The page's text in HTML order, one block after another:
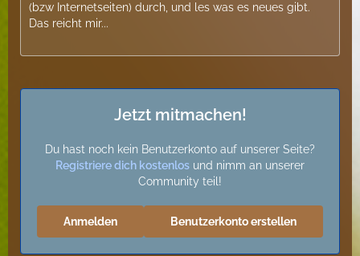
(bzw Internetseiten) durch, und les was es neues gibt.
Das reicht mir...
Jetzt mitmachen!
Du hast noch kein Benutzerkonto auf unserer Seite?
Registriere dich kostenlos und nimm an unserer
Community teil!
Benutzerkonto erstellen
Anmelden